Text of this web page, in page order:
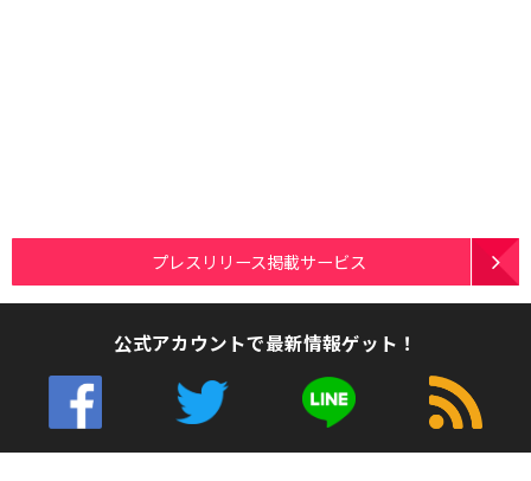
プレスリリース掲載サービス
公式アカウントで最新情報ゲット！